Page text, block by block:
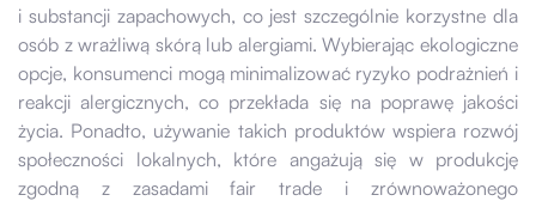
i substancji zapachowych, co jest szczególnie korzystne dla
osób z wrażliwą skórą lub alergiami. Wybierając ekologiczne
opcje, konsumenci mogą minimalizować ryzyko podrażnień i
reakcji alergicznych, co przekłada się na poprawę jakości
życia. Ponadto, używanie takich produktów wspiera rozwój
społeczności lokalnych, które angażują się w produkcję
zgodną z zasadami fair trade i zrównoważonego